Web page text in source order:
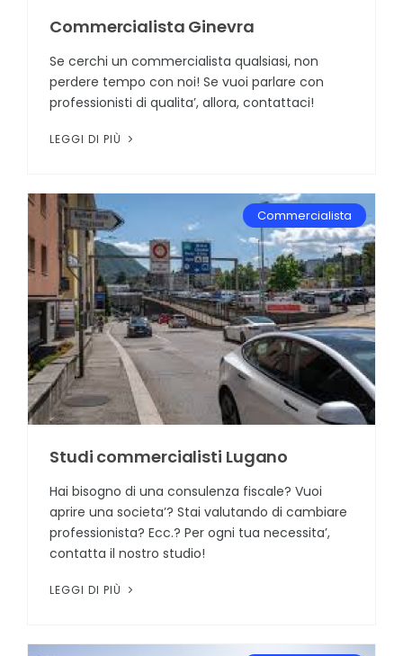
Commercialista Ginevra
Se cerchi un commercialista qualsiasi, non
perdere tempo con noi! Se vuoi parlare con
professionisti di qualita’, allora, contattaci!
LEGGI DI PIÙ
Commercialista
Studi commercialisti Lugano
Hai bisogno di una consulenza fiscale? Vuoi
aprire una societa’? Stai valutando di cambiare
professionista? Ecc.? Per ogni tua necessita’,
contatta il nostro studio!
LEGGI DI PIÙ